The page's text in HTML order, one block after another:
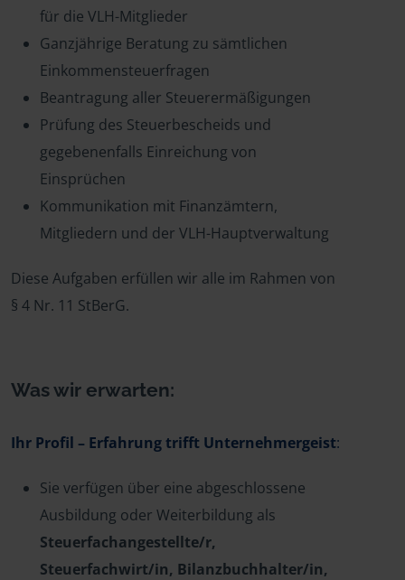
für die VLH-Mitglieder
Ganzjährige Beratung zu sämtlichen
Einkommensteuerfragen
Beantragung aller Steuerermäßigungen
Prüfung des Steuerbescheids und
gegebenenfalls Einreichung von
Einsprüchen
Kommunikation mit Finanzämtern,
Mitgliedern und der VLH-Hauptverwaltung
Diese Aufgaben erfüllen wir alle im Rahmen von
§ 4 Nr. 11 StBerG.
Was wir erwarten:
Ihr Profil – Erfahrung trifft Unternehmergeist:
Sie verfügen über eine abgeschlossene
Ausbildung oder Weiterbildung als
Steuerfachangestellte/r,
Steuerfachwirt/in, Bilanzbuchhalter/in,